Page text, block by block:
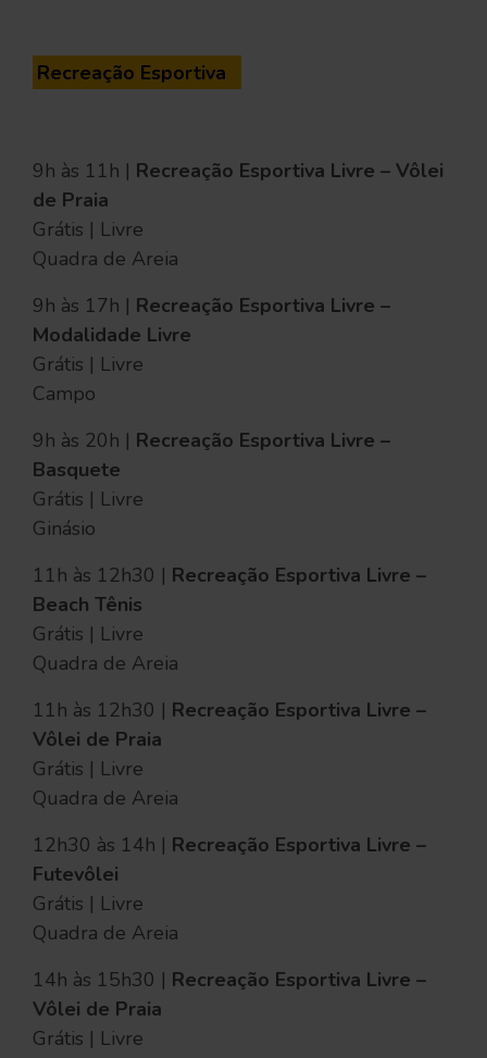
Recreação Esportiva
9h às 11h | Recreação Esportiva Livre – Vôlei
de Praia
Grátis | Livre
Quadra de Areia
9h às 17h | Recreação Esportiva Livre –
Modalidade Livre
Grátis | Livre
Campo
9h às 20h | Recreação Esportiva Livre –
Basquete
Grátis | Livre
Ginásio
11h às 12h30 | Recreação Esportiva Livre –
Beach Tênis
Grátis | Livre
Quadra de Areia
11h às 12h30 | Recreação Esportiva Livre –
Vôlei de Praia
Grátis | Livre
Quadra de Areia
12h30 às 14h | Recreação Esportiva Livre –
Futevôlei
Grátis | Livre
Quadra de Areia
14h às 15h30 | Recreação Esportiva Livre –
Vôlei de Praia
Grátis | Livre